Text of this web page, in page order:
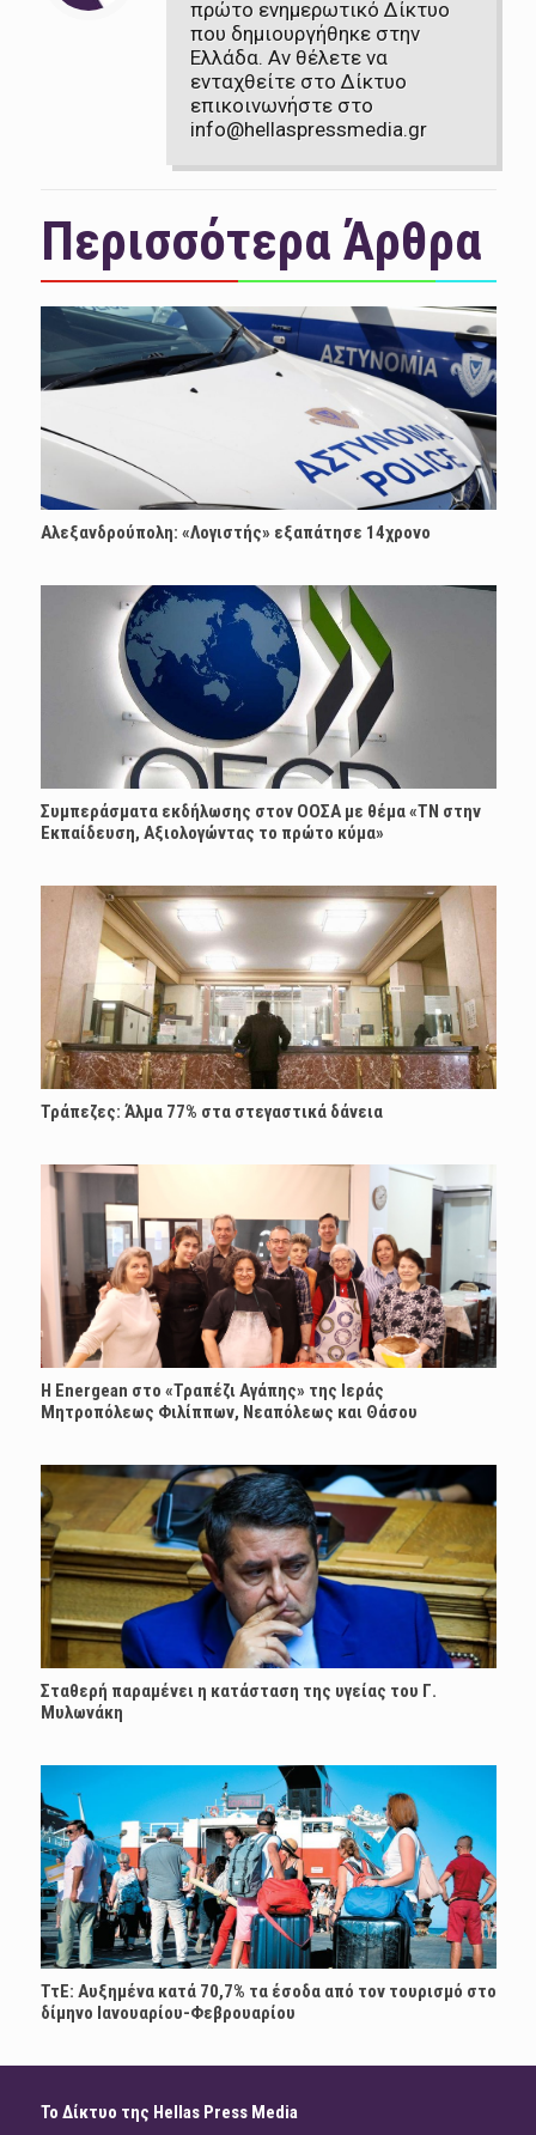
πρώτο ενημερωτικό Δίκτυο
που δημιουργήθηκε στην
Ελλάδα. Αν θέλετε να
ενταχθείτε στο Δίκτυο
επικοινωνήστε στο
info@hellaspressmedia.gr
Περισσότερα Άρθρα
Αλεξανδρούπολη: «Λογιστής» εξαπάτησε 14χρονο
Συμπεράσματα εκδήλωσης στον ΟΟΣΑ με θέμα «ΤΝ στην
Εκπαίδευση, Αξιολογώντας το πρώτο κύμα»
Τράπεζες: Άλμα 77% στα στεγαστικά δάνεια
H Energean στο «Τραπέζι Αγάπης» της Ιεράς
Μητροπόλεως Φιλίππων, Νεαπόλεως και Θάσου
Σταθερή παραμένει η κατάσταση της υγείας του Γ.
Μυλωνάκη
ΤτΕ: Αυξημένα κατά 70,7% τα έσοδα από τον τουρισμό στο
δίμηνο Ιανουαρίου-Φεβρουαρίου
Το Δίκτυο της Hellas Press Media